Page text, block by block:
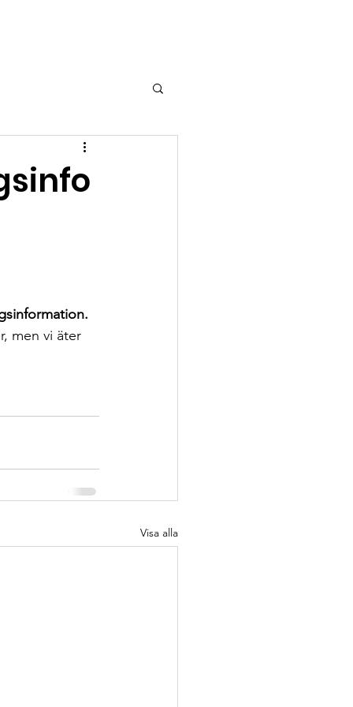
men vi äter
Visa alla